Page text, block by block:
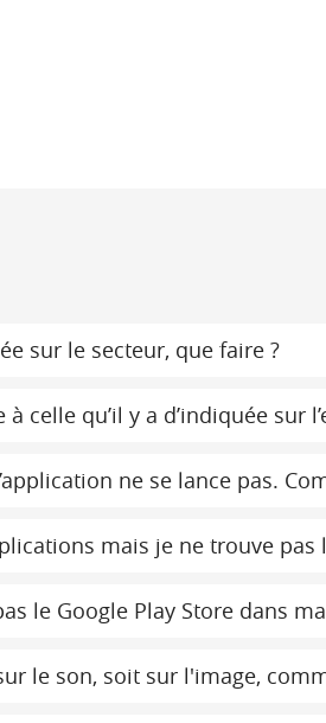
sur le secteur, que faire ?
qu’il y a d’indiquée sur
ne se lance pas.
mais je ne trouve
le Google Play Store dans
le son, soit sur l'image,